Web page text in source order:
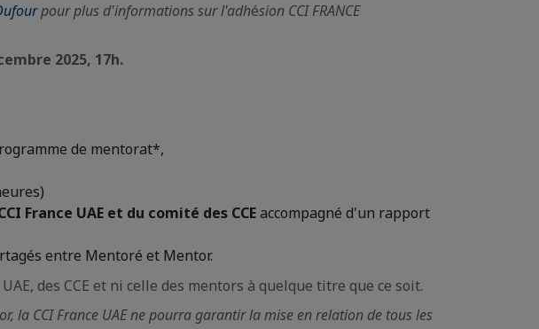
pour plus d'informations sur l'adhésion CCI FRANCE
2025, 17h.
de mentorat*,
France UAE et du comité des CCEaccompagné d'un rapport
entre Mentoré et Mentor.
des CCE et ni celle des mentors à quelque titre que ce soit.
la CCI France UAE ne pourra garantir la mise en relation de tous les